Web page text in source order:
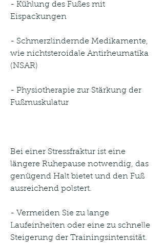
- Kühlung des Fußes mit
Eispackungen
- Schmerzlindernde Medikamente,
wie nichtsteroidale Antirheumatika
(NSAR)
- Physiotherapie zur Stärkung der
Fußmuskulatur
Bei einer Stressfraktur ist eine
längere Ruhepause notwendig, das
genügend Halt bietet und den Fuß
ausreichend polstert.
- Vermeiden Sie zu lange
Laufeinheiten oder eine zu schnelle
Steigerung der Trainingsintensität.